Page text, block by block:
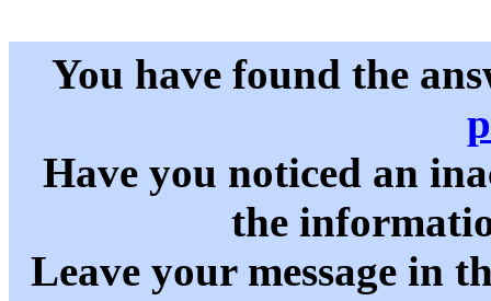
You have found the
Have you noticed an
the
Leave your message in